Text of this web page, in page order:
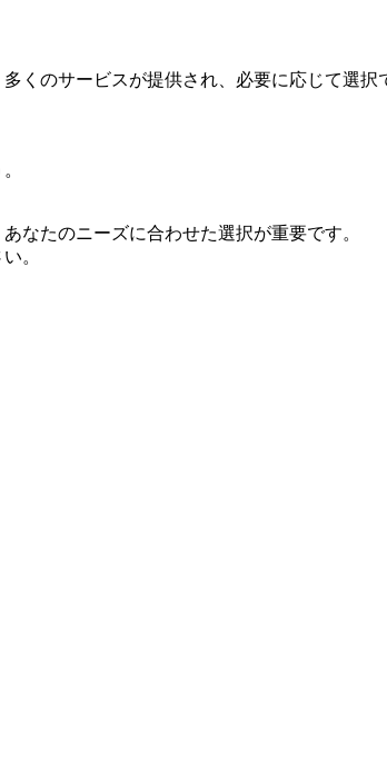
くのサービスが提供され、必要に応じて選択
なたのニーズに合わせた選択が重要です。
。